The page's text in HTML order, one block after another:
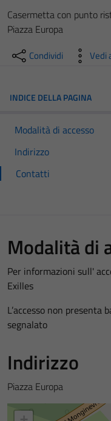
Casermetta con punto
Piazza Europa
Condividi Vedi
INDICE DELLA PAGINA
Modalità di accesso
Indirizzo
Contatti
Modalità di
Per informazioni sull'
Exilles
L’accesso non
segnalato
Indirizzo
Piazza Europa